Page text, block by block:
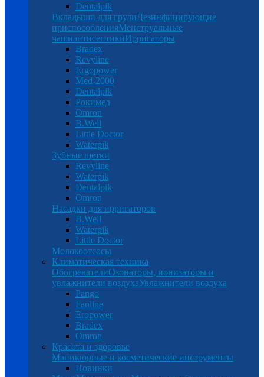
Dentalpik
Вкладыши для грудиДезинфицирующие
приспособленияМенструальные
чашиантисептикиИрригаторы
Bradex
Revyline
Ergopower
Med-2000
Dentalpik
Рокимед
Omron
B.Well
Little Doctor
Waterpik
Зубные щетки
Revyline
Waterpik
Dentalpik
Omron
Насадки для ирригаторов
B.Well
Waterpik
Little Doctor
Молокоотсосы
Климатическая техника
ОбогревателиОзонаторы, ионизаторы и
увлажнители воздухаУвлажнители воздуха
Pango
Fanline
Eropower
Bradex
Omron
Красота и здоровье
Маникюрные и косметические инструменты
Новинки